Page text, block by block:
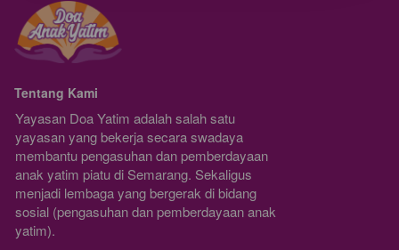
Tentang Kami
Yayasan Doa Yatim adalah salah satu
yayasan yang bekerja secara swadaya
membantu pengasuhan dan pemberdayaan
anak yatim piatu di Semarang. Sekaligus
menjadi lembaga yang bergerak di bidang
sosial (pengasuhan dan pemberdayaan anak
yatim).